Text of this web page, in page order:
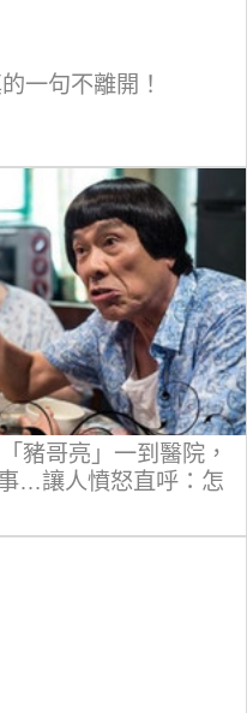
一句不離開！
豬哥亮」一到醫院，
…讓人憤怒直呼：怎